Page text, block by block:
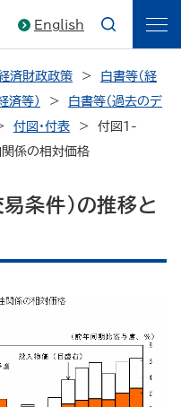
English
済財政政策
白書等（経
済等）
白書等（過去のデ
付図・付表
付図1-
関係の相対価格
条件）の推移と